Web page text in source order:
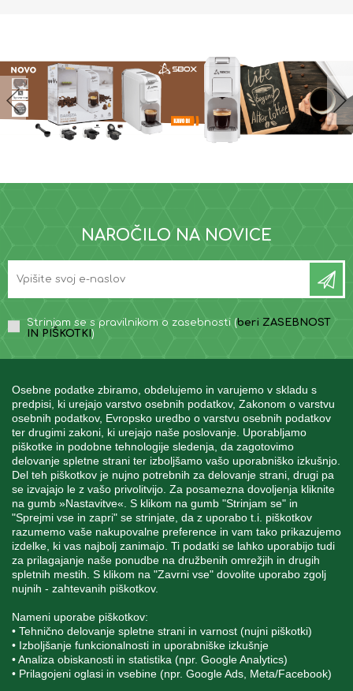
Osebne podatke zbiramo, obdelujemo in varujemo v skladu s
predpisi, ki urejajo varstvo osebnih podatkov, Zakonom o varstvu
osebnih podatkov, Evropsko uredbo o varstvu osebnih podatkov
ter drugimi zakoni, ki urejajo naše poslovanje. Uporabljamo
piškotke in podobne tehnologije sledenja, da zagotovimo
delovanje spletne strani ter izboljšamo vašo uporabniško izkušnjo.
Del teh piškotkov je nujno potrebnih za delovanje strani, drugi pa
se izvajajo le z vašo privolitvijo. Za posamezna dovoljenja kliknite
na gumb »Nastavitve«. S klikom na gumb "Strinjam se" in
"Sprejmi vse in zapri" se strinjate, da z uporabo t.i. piškotkov
razumemo vaše nakupovalne preference in vam tako prikazujemo
izdelke, ki vas najbolj zanimajo. Ti podatki se lahko uporabijo tudi
za prilagajanje naše ponudbe na družbenih omrežjih in drugih
spletnih mestih. S klikom na "Zavrni vse" dovolite uporabo zgolj
nujnih - zahtevanih piškotkov.
Nameni uporabe piškotkov:
• Tehnično delovanje spletne strani in varnost (nujni piškotki)
• Izboljšanje funkcionalnosti in uporabniške izkušnje
• Analiza obiskanosti in statistika (npr. Google Analytics)
• Prilagojeni oglasi in vsebine (npr. Google Ads, Meta/Facebook)
NAROČILO NA NOVICE
Strinjam se s pravilnikom o zasebnosti (beri ZASEBNOST
IN PIŠKOTKI )
INFORMACIJE
MOJ RAČUN
STORITEV ZA STRANKE
SPREMLJAJTE NAS
Blatnica 8, 1236 Trzin